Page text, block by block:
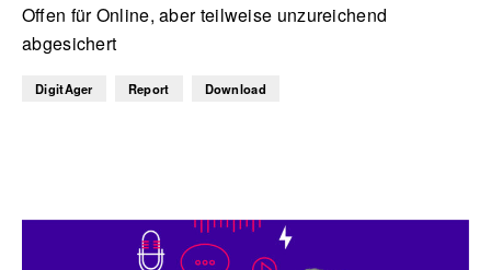
Offen für Online, aber teilweise unzureichend
abgesichert
DigitAger Report Download